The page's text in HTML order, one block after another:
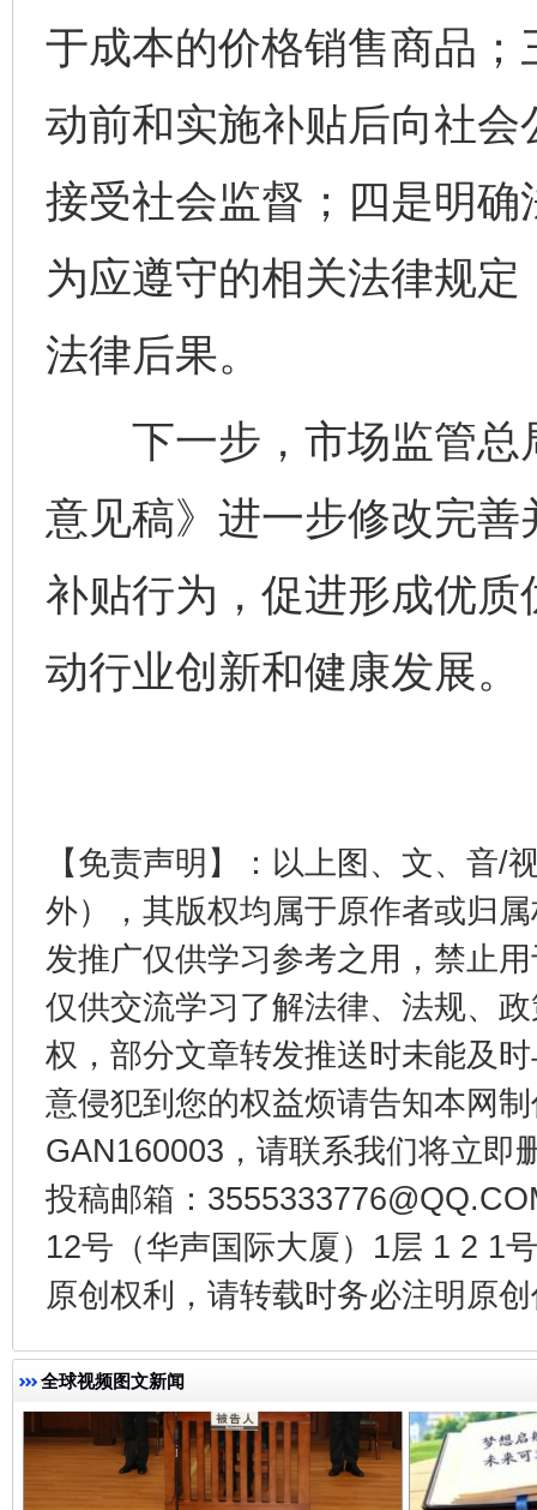
于成本的价格销售商品
动前和实施补贴后向社
接受社会监督；四是明
为应遵守的相关法律规
法律后果。
下一步，市场监管总
意见稿》进一步修改完
补贴行为，促进形成优
动行业创新和健康发展。
【免责声明】：以上图、文、音/
外），其版权均属于原作者或归
发推广仅供学习参考之用，禁止
仅供交流学习了解法律、法规、
权，部分文章转发推送时未能及
意侵犯到您的权益烦请告知本网
GAN160003，请联系我们将立即
投稿邮箱：
12号（华声国际大厦）1层 1 2 1
原创权利，请转载时务必注明原
全球视频图文新闻
完善运行机制助力责任有效落实 一纸欠
东山县通报“牛蛙产品抗生素超标问题” 法
揭开“小金库”的免责幌子
受贿1.44亿！段成刚被判无期 从幼